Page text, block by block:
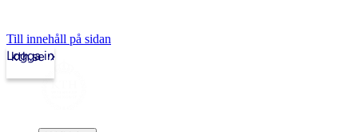
Till innehåll på sidan
kth.se
Logga in